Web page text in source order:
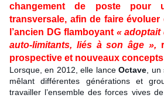
changement de poste pour
transversale, afin de faire évoluer
l’ancien DG flamboyant « adoptait
auto-limitants, liés à son âge »,
prospective et nouveaux
Lorsque, en 2012, elle lanceOctave ,
mêlant différentes générations et
travailler l’ensemble des forces vives